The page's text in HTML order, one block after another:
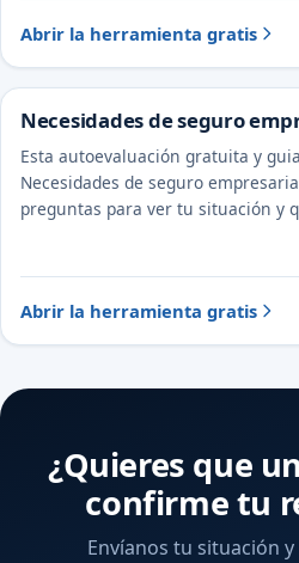
Abrir la herramienta gratis
Necesidades de seguro
Esta autoevaluación gratuita y
Necesidades de seguro
preguntas para ver tu situación y
Abrir la herramienta gratis
¿Quieres que
confirme tu
Envíanos tu situación